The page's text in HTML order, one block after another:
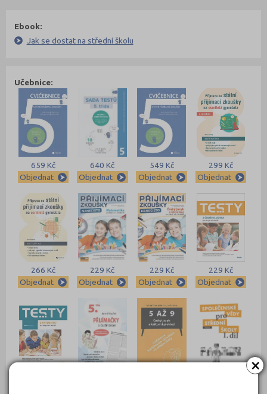
×
Ebook:
Jak se dostat na střední školu
Učebnice:
659 Kč
Objednat
640 Kč
Objednat
549 Kč
Objednat
299 Kč
Objednat
266 Kč
Objednat
229 Kč
Objednat
229 Kč
Objednat
229 Kč
Objednat